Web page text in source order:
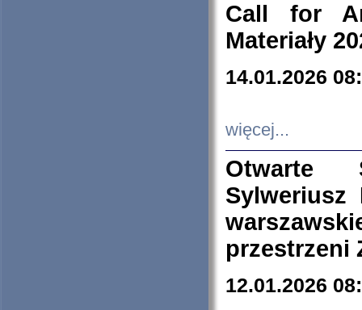
Call for
Materiały
14.01.2026
więcej...
Otwarte
Sylweriusz
przestrzeni
12.01.2026